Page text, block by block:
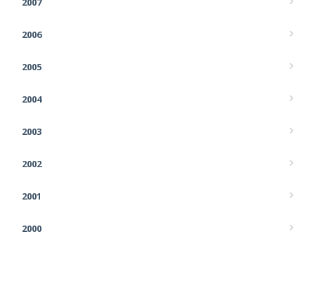
2006
2005
2004
2003
2002
2001
2000